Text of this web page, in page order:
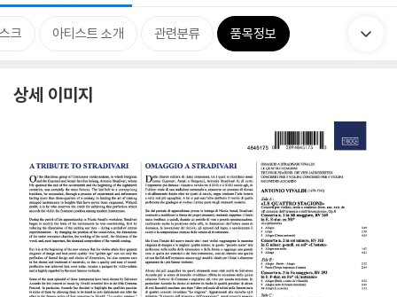
크 아티스트 소개 관련분류 품목정보
상세 이미지